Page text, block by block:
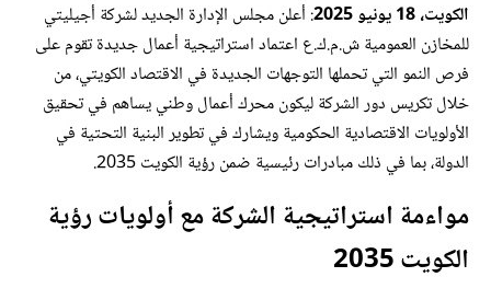
الكويت، 18 يونيو 2025
: أعلن مجلس الإدارة الجديد لشركة أجيليتي
للمخازن العمومية ش.م.ك.ع اعتماد استراتيجية أعمال جديدة تقوم على
فرص النمو التي تحملها التوجهات الجديدة في الاقتصاد الكويتي، من
خلال تكريس دور الشركة ليكون محرك أعمال وطني يساهم في تحقيق
الأولويات الاقتصادية الحكومية ويشارك في تطوير البنية التحتية في
الدولة، بما في ذلك مبادرات رئيسية ضمن رؤية الكويت 2035.
مواءمة استراتيجية الشركة مع أولويات رؤية
الكويت 2035